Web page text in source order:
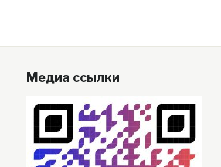
Медиа ссылки